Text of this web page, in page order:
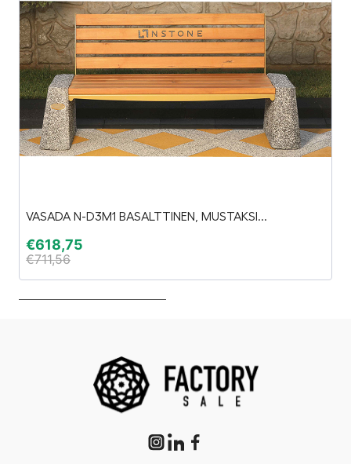
VASADA N-D3M1 BASALTTINEN, MUSTAKSI...
€618,75
€711,56